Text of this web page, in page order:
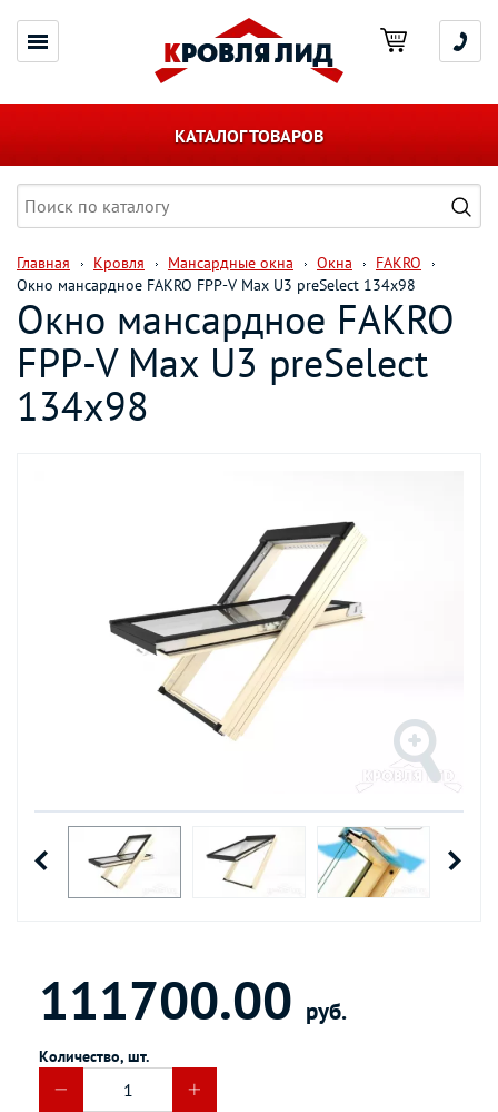
КАТАЛОГ ТОВАРОВ
Главная Кровля Мансардные окна Окна
FAKRO
Окно мансардное FAKRO FPP-V Мах U3 preSelect 134х98
Окно мансардное FAKRO
FPP-V Мах U3 preSelect
134х98
111700.00 руб.
Количество, шт.